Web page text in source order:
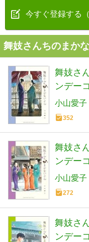
今すぐ登録する（
舞妓さんちのまか
舞妓さ
ンデー
小山愛子
352
舞妓さ
ンデー
小山愛子
272
舞妓さ
ンデー